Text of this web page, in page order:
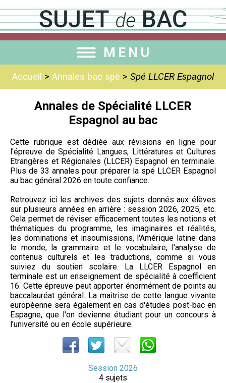
MENU
Accueil > Annales bac spé > Spé LLCER Espagnol
Annales de Spécialité LLCER
Espagnol au bac
Cette rubrique est dédiée aux révisions en ligne pour
l'épreuve de Spécialité Langues, Littératures et Cultures
Etrangères et Régionales (LLCER) Espagnol en terminale.
Plus de 33 annales pour préparer la spé LLCER Espagnol
au bac général 2026 en toute confiance.
Retrouvez ici les archives des sujets donnés aux élèves
sur plusieurs années en arrière : session 2026, 2025, etc.
Cela permet de réviser efficacement toutes les notions et
thématiques du programme, les imaginaires et réalités,
les dominations et insoumissions, l'Amérique latine dans
le monde, la grammaire et le vocabulaire, l'analyse de
contenus culturels et les traductions, comme si vous
suiviez du soutien scolaire. La LLCER Espagnol en
terminale est un enseignement de spécialité à coefficient
16. Cette épreuve peut apporter énormément de points au
baccalauréat général. La maitrise de cette langue vivante
européenne sera également en cas d'études post-bac en
Espagne, que l'on devienne étudiant pour un concours à
l'université ou en école supérieure.
Session 2026
4 sujets